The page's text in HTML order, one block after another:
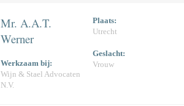
Mr. A.A.T.
Werner
Werkzaam bij:
Wijn & Stael Advocaten
N.V.
Plaats:
Utrecht
Geslacht:
Vrouw